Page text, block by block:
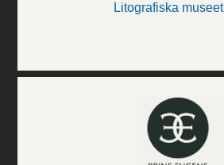
Litografiska museet